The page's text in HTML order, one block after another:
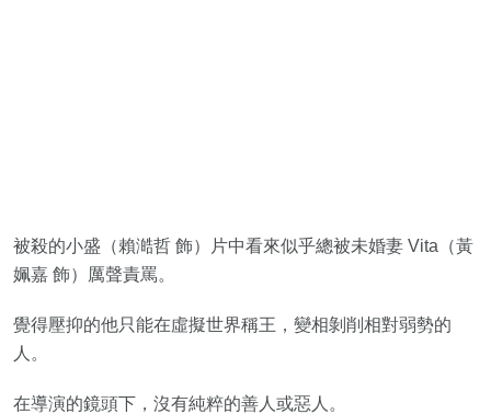
被殺的小盛（賴澔哲 飾）片中看來似乎總被未婚妻 Vita（黃
姵嘉 飾）厲聲責罵。
覺得壓抑的他只能在虛擬世界稱王，變相剝削相對弱勢的
人。
在導演的鏡頭下，沒有純粹的善人或惡人。